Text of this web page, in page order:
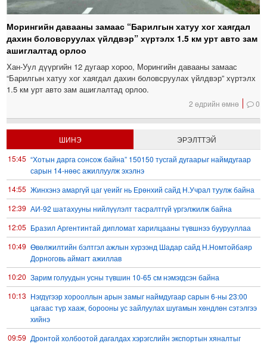
Морингийн давааны замаас “Барилгын хатуу хог хаягдал
дахин боловсруулах үйлдвэр” хүртэлх 1.5 км урт авто зам
ашиглалтад орлоо
Хан-Уул дүүргийн 12 дугаар хороо, Морингийн давааны замаас
“Барилгын хатуу хог хаягдал дахин боловсруулах үйлдвэр” хүртэлх
1.5 км урт авто зам ашиглалтад орлоо.
2 өдрийн өмнө 0
ШИНЭ
ЭРЭЛТТЭЙ
15:45 “Хотын дарга сонсож байна” 150150 тусгай дугаарыг наймдугаар
сарын 14-нөөс ажиллуулж эхэлнэ
14:55 Жинхэнэ амаргүй цаг үеийг нь Ерөнхий сайд Н.Учрал туулж байна
12:39 АИ-92 шатахууны нийлүүлэлт тасралтгүй үргэлжилж байна
12:05 Бразил Аргентинтай дипломат харилцааны түвшнээ буурууллаа
10:49 Өвөлжилтийн бэлтгэл ажлын хүрээнд Шадар сайд Н.Номтойбаяр
Дорноговь аймагт ажиллав
10:20 Зарим голуудын усны түвшин 10-65 см нэмэгдсэн байна
10:13 Нэгдүгээр хорооллын арын замыг наймдугаар сарын 6-ны 23:00
цагаас түр хааж, борооны ус зайлуулах шугамын хөндлөн сэтэлгээ
хийнэ
09:59 Дронтой холбоотой дагалдах хэрэгслийн экспортын хяналтыг